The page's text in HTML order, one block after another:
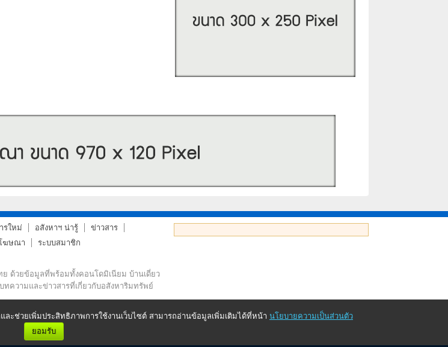
รใหม่ อสังหาฯ น่ารู้
ข่าวสาร
ฆษณา ระบบสมาชิก
ย ด้วยข้อมูลที่พร้อมทั้งคอนโดมิเนียม บ้านเดี่ยว
ความและข่าวสารที่เกี่ยวกับอสังหาริมทรัพย์
ละช่วยเพิ่มประสิทธิภาพการใช้งานเว็บไซต์ สามารถอ่านข้อมูลเพิ่มเติมได้ที่หน้า นโยบายความเป็นส่วนตัว
ยอมรับ